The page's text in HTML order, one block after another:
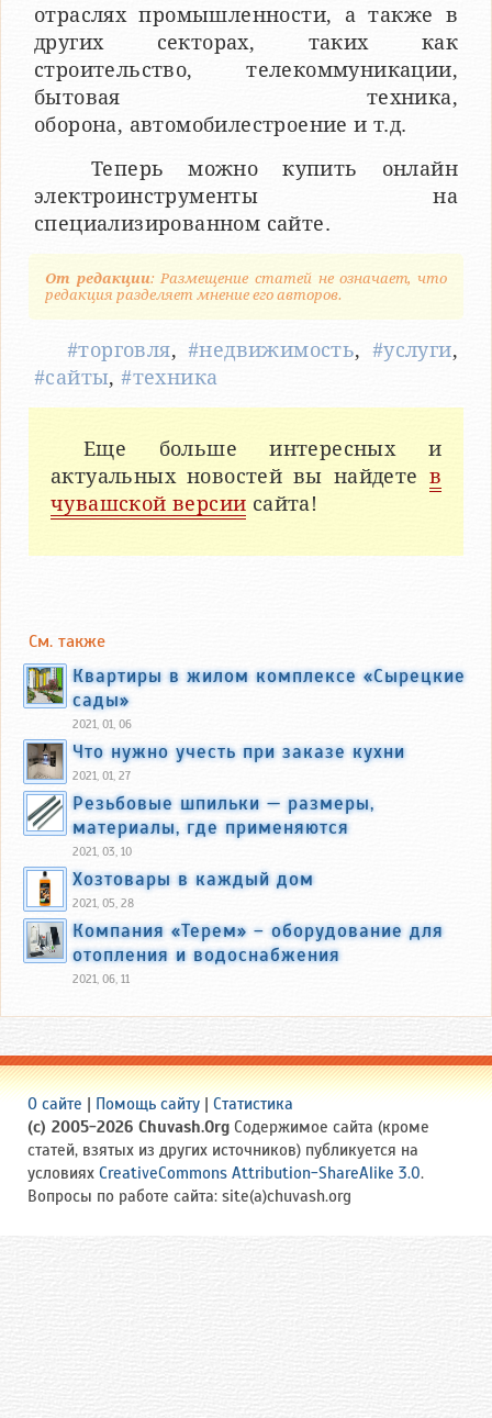
отраслях промышленности, а также в
других секторах, таких как
строительство, телекоммуникации,
бытовая техника,
оборона, автомобилестроение и т.д.
Теперь можно купить онлайн
электроинструменты на
специализированном сайте.
От редакции: Размещение статей не означает, что
редакция разделяет мнение его авторов.
#торговля,#недвижимость, #услуги,
#сайты,#техника
Еще больше интересных и
актуальных новостей вы найдете в
чувашской версии сайта!
См. также
Квартиры в жилом комплексе «Сырецкие
сады»
2021, 01, 06
Что нужно учесть при заказе кухни
2021, 01, 27
Резьбовые шпильки — размеры,
материалы, где применяются
2021, 03, 10
Хозтовары в каждый дом
2021, 05, 28
Компания «Терем» – оборудование для
отопления и водоснабжения
2021, 06, 11
О сайте | Помощь сайту | Статистика
(c) 2005-2026 Chuvash.Org Содержимое сайта (кроме
статей, взятых из других источников) публикуется на
условиях CreativeCommons Attribution-ShareAlike 3.0.
Вопросы по работе сайта: site(a)chuvash.org